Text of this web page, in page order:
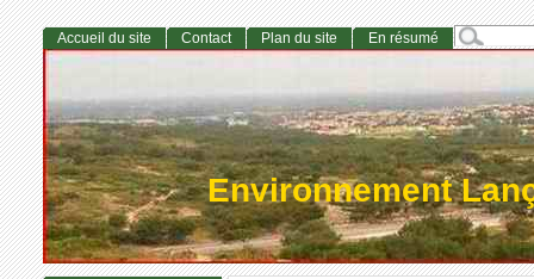
Environnement
Accueil du site Contact Plan du site En résumé